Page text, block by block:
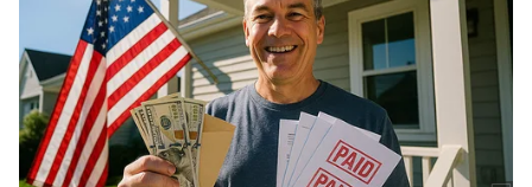
மேலும் படிக்க: அட கடவுளே.. மேயர்
கூட்டத்தில் ”விக்ரம்” படம் பார்த்த அரசு
அதிகாரிகள்.. வைரலாகும் புகைப்படம்
காட்டுமா கோவை!
பழங்குடியினர்
வெளியேற்றத்திற்கு எதிர்ப்பு !
தேனியில் கம்யூனிஸ்ட் கட்சி
வீதிப்போராட்டம் !